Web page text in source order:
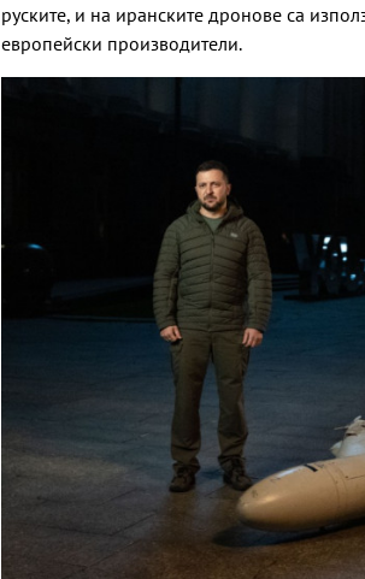
руските, и на иранските дронове са
европейски производители.